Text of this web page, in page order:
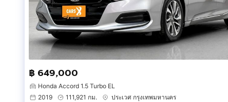
฿ 649,000
Honda Accord 1.5 Turbo EL
2019
111,921 กม. ประเวศ กรุงเทพมหานคร